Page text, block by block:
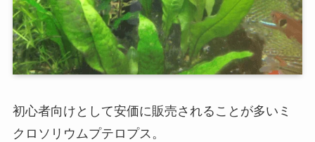
初心者向けとして安価に販売されることが多いミ
クロソリウムプテロプス。